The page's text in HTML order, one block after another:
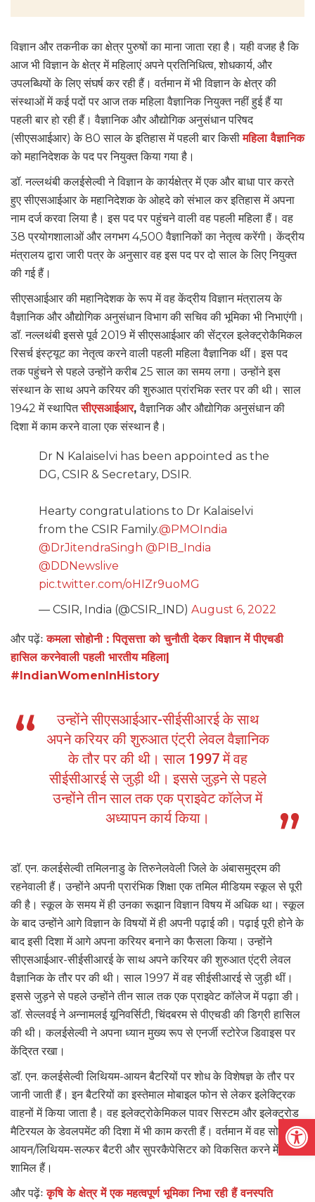
विज्ञान और तकनीक का क्षेत्र पुरुषों का माना जाता रहा है। यही वजह है कि
आज भी विज्ञान के क्षेत्र में महिलाएं अपने प्रतिनिधित्व, शोधकार्य, और
उपलब्धियों के लिए संघर्ष कर रही हैं। वर्तमान में भी विज्ञान के क्षेत्र की
संस्थाओं में कई पदों पर आज तक महिला वैज्ञानिक नियुक्त नहीं हुई हैं या
पहली बार हो रही हैं। वैज्ञानिक और औद्योगिक अनुसंधान परिषद
(सीएसआईआर) के 80 साल के इतिहास में पहली बार किसीमहिला वैज्ञानिक
को महानिदेशक के पद पर नियुक्त किया गया है।
डॉ. नल्लथंबी कलईसेल्वी ने विज्ञान के कार्यक्षेत्र में एक और बाधा पार करते
हुए सीएसआईआर के महानिदेशक के ओहदे को संभाल कर इतिहास में अपना
नाम दर्ज करवा लिया है। इस पद पर पहुंचने वाली वह पहली महिला हैं। वह
38 प्रयोगशालाओं और लगभग 4,500 वैज्ञानिकों का नेतृत्व करेंगी। केंद्रीय
मंत्रालय द्वारा जारी पत्र के अनुसार वह इस पद पर दो साल के लिए नियुक्त
की गई हैं।
सीएसआईआर की महानिदेशक के रूप में वह केंद्रीय विज्ञान मंत्रालय के
वैज्ञानिक और औद्योगिक अनुसंधान विभाग की सचिव की भूमिका भी निभाएंगी।
डॉ. नल्लथंबी इससे पूर्व 2019 में सीएसआईआर की सेंट्रल इलेक्ट्रोकैमिकल
रिसर्च इंस्ट्यूट का नेतृत्व करने वाली पहली महिला वैज्ञानिक थीं। इस पद
तक पहुंचने से पहले उन्होंने करीब 25 साल का समय लगा। उन्होंने इस
संस्थान के साथ अपने करियर की शुरुआत प्रांरभिक स्तर पर की थी। साल
1942 में स्थापित सीएसआईआर,वैज्ञानिक और औद्योगिक अनुसंधान की
दिशा में काम करने वाला एक संस्थान है।
Dr N Kalaiselvi has been appointed as the
DG, CSIR & Secretary, DSIR.
Hearty congratulations to Dr Kalaiselvi
from the CSIR Family.@PMOIndia
@DrJitendraSingh @PIB_India
@DDNewslive
pic.twitter.com/oHIZr9uoMG
— CSIR, India (@CSIR_IND) August 6, 2022
और पढ़ेंःकमला सोहोनी : पितृसत्ता को चुनौती देकर विज्ञान में पीएचडी
हासिल करनेवाली पहली भारतीय महिला|
#IndianWomenInHistory
उन्होंने सीएसआईआर-सीईसीआरई के साथ
अपने करियर की शुरुआत एंट्री लेवल वैज्ञानिक
के तौर पर की थी। साल 1997 में वह
सीईसीआरई से जुड़ी थी। इससे जुड़ने से पहले
उन्होंने तीन साल तक एक प्राइवेट कॉलेज में
अध्यापन कार्य किया।
डॉ. एन. कलईसेल्वी तमिलनाडु के तिरुनेलवेली जिले के अंबासमुद्रम की
रहनेवाली हैं। उन्होंने अपनी प्रारंभिक शिक्षा एक तमिल मीडियम स्कूल से पूरी
की है। स्कूल के समय में ही उनका रूझान विज्ञान विषय में अधिक था। स्कूल
के बाद उन्होंने आगे विज्ञान के विषयों में ही अपनी पढ़ाई की। पढ़ाई पूरी होने के
बाद इसी दिशा में आगे अपना करियर बनाने का फैसला किया। उन्होंने
सीएसआईआर-सीईसीआरई के साथ अपने करियर की शुरुआत एंट्री लेवल
वैज्ञानिक के तौर पर की थी। साल 1997 में वह सीईसीआरई से जुड़ी थीं।
इससे जुड़ने से पहले उन्होंने तीन साल तक एक प्राइवेट कॉलेज में पढ़ाा ङी।
डॉ. सेल्लवई ने अन्नामलई यूनिवर्सिटी, चिंदबरम से पीएचडी की डिग्री हासिल
की थी। कलईसेल्वी ने अपना ध्यान मुख्य रूप से एनर्जी स्टोरेज डिवाइस पर
केंद्रित रखा।
डॉ. एन. कलईसेल्वी लिथियम-आयन बैटरियों पर शोध के विशेषज्ञ के तौर पर
जानी जाती हैं। इन बैटरियों का इस्तेमाल मोबाइल फोन से लेकर इलेक्ट्रिक
वाहनों में किया जाता है। वह इलेक्ट्रोकेमिकल पावर सिस्टम और इलेक्ट्रोड
मैटिरयल के डेवलपमेंट की दिशा में भी काम करती हैं। वर्तमान में वह सोडियम-
आयन/लिथियम-सल्फर बैटरी और सुपरकैपेसिटर को विकसित करने में
शामिल हैं।
और पढ़ेंःकृषि के क्षेत्र में एक महत्वपूर्ण भूमिका निभा रही हैं वनस्पति